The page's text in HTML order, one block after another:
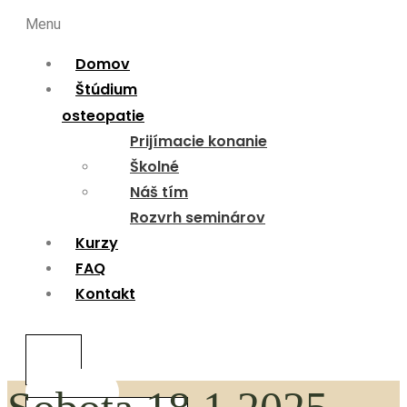
Menu
Domov
Štúdium
osteopatie
Prijímacie konanie
Školné
Náš tím
Rozvrh seminárov
Kurzy
FAQ
Kontakt
0,00€